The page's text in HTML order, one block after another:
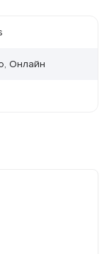
Онлайн